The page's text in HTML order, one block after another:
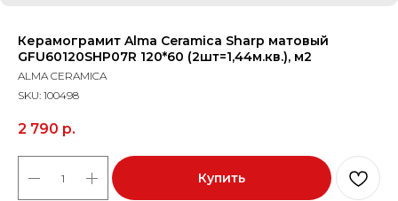
Керамограмит Alma Ceramica Sharp матовый
GFU60120SHP07R 120*60 (2шт=1,44м.кв.), м2
ALMA CERAMICA
SKU: 100498
2 790 р.
Купить